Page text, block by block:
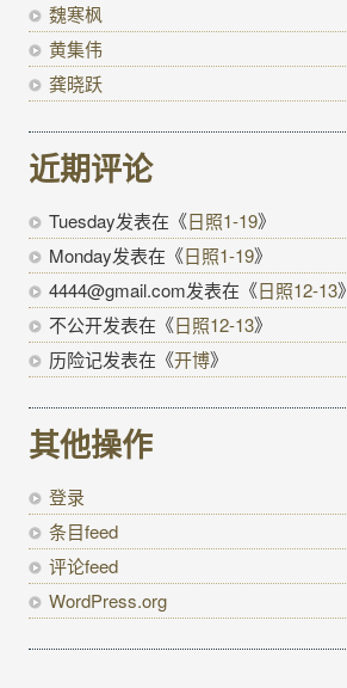
魏寒枫
黄集伟
龚晓跃
近期评论
Tuesday发表在《日照1-19》
Monday发表在《日照1-19》
4444@gmail.com发表在《日照12-13》
不公开发表在《日照12-13》
历险记发表在《开博》
其他操作
登录
条目feed
评论feed
WordPress.org